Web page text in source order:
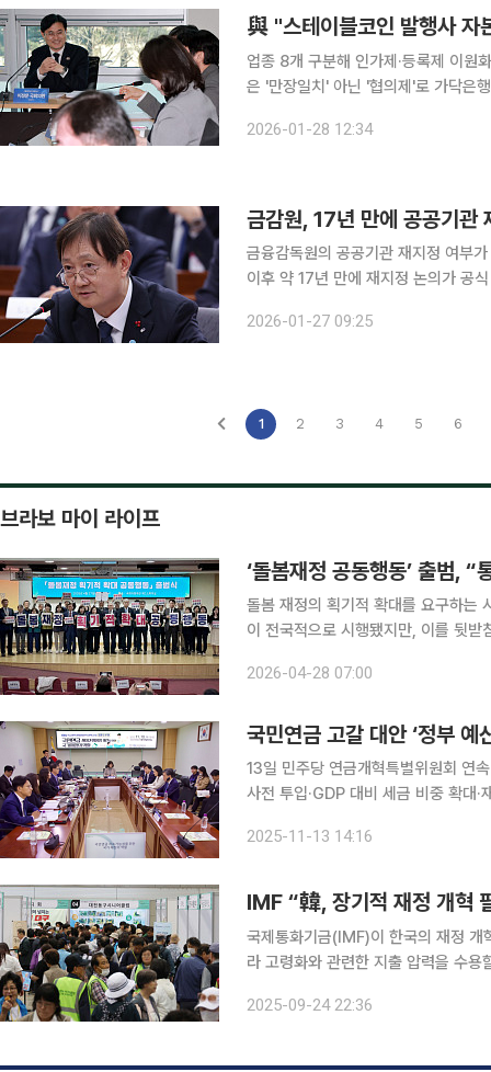
업종 8개 구분해 인가제·등록제 이원
은 '만장일치' 아닌 '협의제'로 가닥은행 51%
초미의 관심사였던 은행 과반지분 컨
2026-01-28 12:34
금감원, 17년 만에 공공기
금융감독원의 공공기관 재지정 여부
이후 약 17년 만에 재지정 논의가 공
열고 금감원의 공공기관 지정 여부를
2026-01-27 09:25
1 2 3 4 5 6
브라보 마이 라이프
‘돌봄재정 공동행동’ 출범,
돌봄 재정의 획기적 확대를 요구하는
이 전국적으로 시행됐지만, 이를 뒷
2026-04-28 07:00
13일 민주당 연금개혁특별위원회 연
사전 투입·GDP 대비 세금 비중 확대
투입하거나 국내총생산(GDP) 대비
2025-11-13 14:16
IMF “韓, 장기적 재정 개혁
국제통화기금(IMF)이 한국의 재정 개
라 고령화와 관련한 지출 압력을 수용할 수 있어야 한
에 의거해 회원국 경제 상황 점검을
2025-09-24 22:36